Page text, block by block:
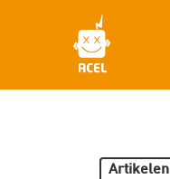
Artikelen